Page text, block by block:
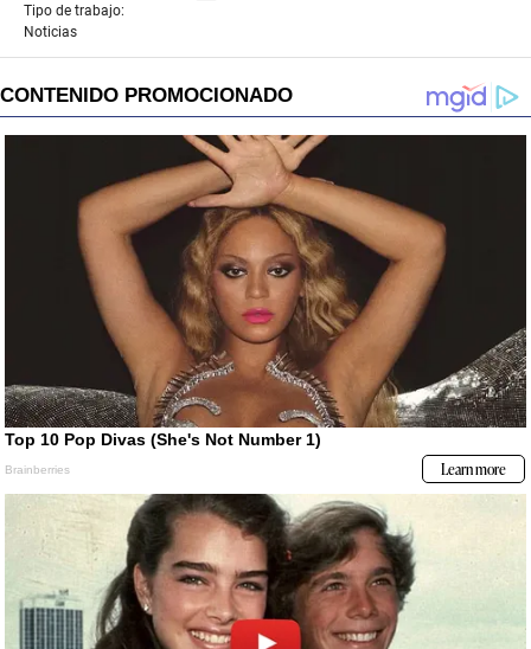
Tipo de trabajo:
Noticias